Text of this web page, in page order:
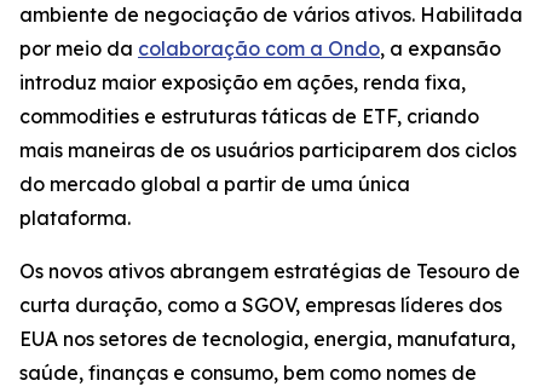
ambiente de negociação de vários ativos. Habilitada
por meio da colaboração com a Ondo, a expansão
introduz maior exposição em ações, renda fixa,
commodities e estruturas táticas de ETF, criando
mais maneiras de os usuários participarem dos ciclos
do mercado global a partir de uma única
plataforma.
Os novos ativos abrangem estratégias de Tesouro de
curta duração, como a SGOV, empresas líderes dos
EUA nos setores de tecnologia, energia, manufatura,
saúde, finanças e consumo, bem como nomes de